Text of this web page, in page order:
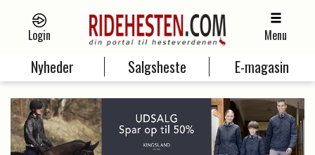
Login Menu
Nyheder Salgsheste E-magasin